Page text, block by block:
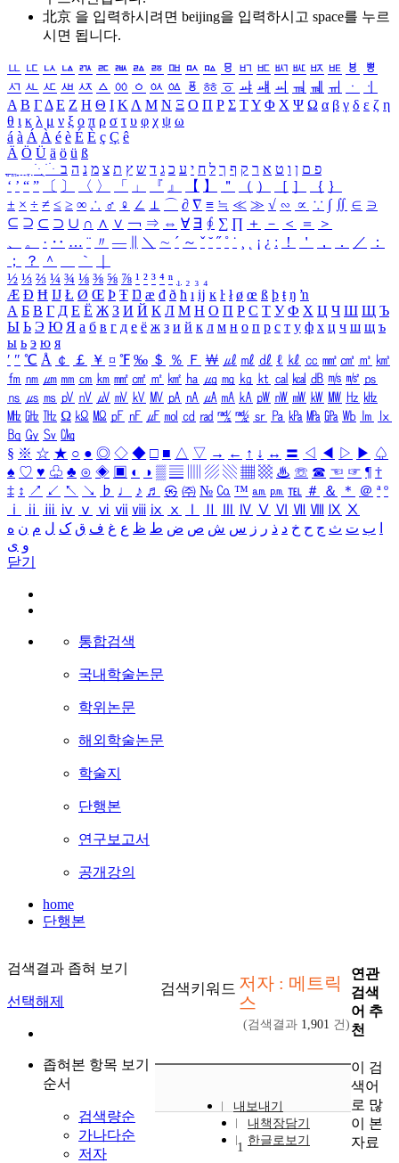
北京 을 입력하시려면 beijing을 입력하시고 space를 누르
시면 됩니다.
ㅥ ㅦ ㅧ ㅨ ㅩ ㅪ ㅫ ㅬ ㅭ ㅮ ㅯ ㅰ ㅱ ㅲ ㅳ ㅴ ㅵ ㅶ ㅷ ㅸ
ㅹ
ㅺ ㅻ ㅼ ㅽ ㅾ ㅿ ㆀ ㆁ ㆂ ㆃ ㆄ ㆅ ㆆ ㆇ ㆈ ㆉ ㆊ ㆋ ㆌ ㆍ
ㆎ
Α Β ΓΔ Ε Ζ Η Θ Ι ΚΛ Μ Ν Ξ Ο Π Ρ Σ ΤΥ Φ Χ Ψ Ω α β γ δ ε ζ η
θ ι κ λ μ ν ξ ο π ρ σ τ υ φ χ ψ ω
á à Á À é è É È ç Ç ê
Ä Ö Ü ä ö ü ß
ִֶֹ ֻּ ׁׂ פ ם ן ו ט א ר ק ף ך ל ח י ע כ ג ד ש ץ ת צ מ נ ה ב
‘ ’ “ ” 〔 〕 〈 〉 「 」 『 』 【 】 ＂ （ ） ［ ］ ｛ ｝
± × ÷ ≠ ≤ ≥ ∞ ∴ ♂ ♀ ∠ ⊥ ⌒ ∂ ∇ ≡ ≒ ≪ ≫ √ ∽ ∝ ∵ ∫ ∬ ∈ ∋
⊆ ⊇ ⊂ ⊃ ∪ ∩ ∧ ∨ ￢ ⇒ ⇔ ∀ ∃ ∮ ∑ ∏ ＋ － ＜ ＝
＞
、
。 · ‥ … ¨ 〃 ― ＼ ∼ ´ ～ ˇ ˘ ˝ ˚ ˙ ¸ ¡ ¿ ː ！ ＇ ， ． ／
：
；
？ ＾ ｀
½ ⅓ ⅔ ¼ ¾ ⅛ ⅜ ⅝ ⅞ ¹ ² ³ ⁴ ⁿ ₁ ₂ ₃ ₄
Æ Ð Ħ Ĳ Ł Ø Œ Þ Ŧ Ŋ æ đ ð ħ ı ĳ ĸ ŀ ł ø œ ß þ ŧ ŋ ŉ
А Б В Г Д Е Ё Ж З И Й К Л М Н О П Р С Т У Ф Х Ц Ч Ш Щ Ъ
Ы Ь Э Ю Я а б в г д е ё ж з и й к л м н о п р с т у ф х ц ч ш щ ъ
ы ь э ю я
′ ″ ℃ Å ￠ ￡ ￥ ¤ ℉ ‰ ＄ ％ Ｆ ￦ ㎕ ㎖ ㎗ ℓ ㎘ ㏄ ㎣ ㎤ ㎥ ㎦
㎙ ㎚ ㎛ ㎜ ㎝ ㎞ ㎟ ㎠ ㎡ ㎢ ㏊ ㎍ ㎎ ㎏ ㏏ ㎈ ㎉ ㏈ ㎧ ㎨ ㎰
㎱ ㎲ ㎳ ㎴ ㎵ ㎶ ㎷ ㎸ ㎹ ㎀ ㎁ ㎂ ㎃ ㎄ ㎺ ㎻ ㎽ ㎾ ㎿ ㎐ ㎑
㎒ ㎓ ㎔ Ω ㏀ ㏁ ㎊ ㎋ ㎌ ㏖ ㏅ ㎭ ㎮ ㎯ ㏛ ㎩ ㎪ ㎫ ㎬ ㏝ ㏐
㏓
㏃ ㏉ ㏜ ㏆
§ ※ ☆ ★ ○ ● ◎ ◇ ◆ □ ■ △ ▽ → ← ↑ ↓ ↔ 〓 ◁ ◀ ▷ ▶ ♤
♠ ♡ ♥ ♧ ♣ ⊙ ◈ ▣ ◐ ◑ ▒ ▤ ▨ ▧ ▦ ▩ ♨ ☏ ☎ ☜ ☞ ¶ †
‡ ↕ ↗ ↙ ↖ ↘ ♭ ♩ ♪ ♬ ㉿ ㈜ № ㏇ ™ ㏂ ㏘ ℡ ＃ ＆ ＊ ＠ ª º
ⅰ
ⅱ ⅲ ⅳ ⅴ ⅵ ⅶ ⅷ ⅸ ⅹ Ⅳ Ⅴ Ⅵ Ⅶ Ⅷ Ⅸ Ⅹ
ب ت ث ج ح خ د ذ ر ز س ش ص ض ط ظ ع غ ف ق ک ل م ن ه
و ی
닫기
통합검색
국내학술논문
학위논문
해외학술논문
학술지
단행본
연구보고서
공개강의
home
단행본
검색결과 좁혀 보기
선택해제
좁혀본 항목 보기
순서
검색량순
가나다순
저자
검색키워드 저자 : 메트릭
스
(검색결과 1,901 건)
내보내기
내책장담기
한글로보기
1
연관
검색
어 추
천
이 검
색어
로 많
이 본
자료